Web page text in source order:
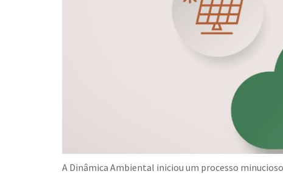
A Dinâmica Ambiental iniciou um processo